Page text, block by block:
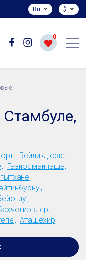
Ru $
0
Бейликдюзю
Газиосманпаша
Аташехир